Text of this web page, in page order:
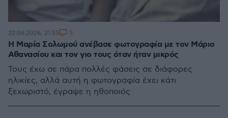
Η Μαρία Σολωμού ανέβασε φωτογραφία με τον Μάριο
Αθανασίου και τον γιο τους όταν ήταν μικρός
Τους έχω σε πάρα πολλές φάσεις σε διάφορες
ηλικίες, αλλά αυτή η φωτογραφία έχει κάτι
ξεχωριστό, έγραψε η ηθοποιός
22.06.2026, 21:55 5